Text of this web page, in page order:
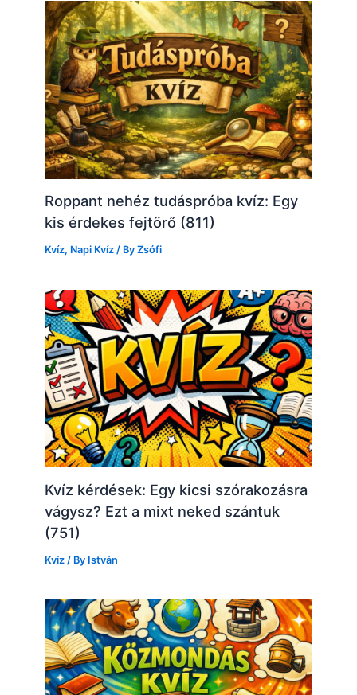
Roppant nehéz tudáspróba kvíz: Egy
kis érdekes fejtörő (811)
Kvíz, Napi Kvíz / ByZsófi
Kvíz kérdések: Egy kicsi szórakozásra
vágysz? Ezt a mixt neked szántuk
(751)
Kvíz / By István